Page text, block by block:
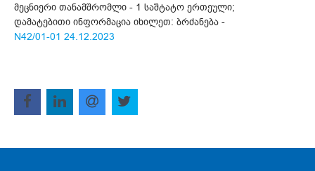
მეცნიერი თანამშრომლი - 1 საშტატო ერთეული;
დამატებითი ინფორმაცია იხილეთ: ბრძანება -
N42/01-01 24.12.2023